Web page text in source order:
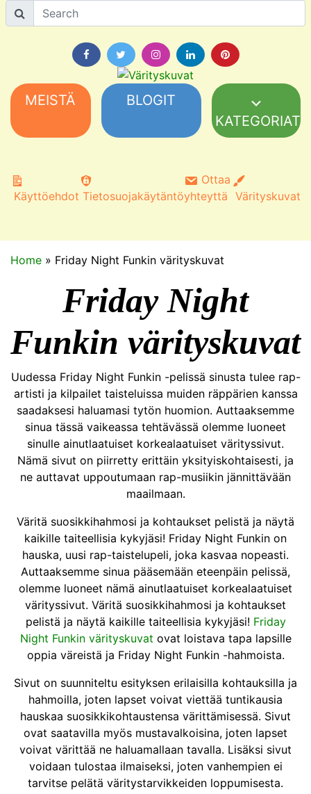
MEISTÄ
BLOGIT
KATEGORIAT
Käyttöehdot Tietosuojakäytäntö
Ottaa
yhteyttä Värityskuvat
Home » Friday Night Funkin värityskuvat
Friday Night
Funkin värityskuvat
Uudessa Friday Night Funkin -pelissä sinusta tulee rap-
artisti ja kilpailet taisteluissa muiden räppärien kanssa
saadaksesi haluamasi tytön huomion. Auttaaksemme
sinua tässä vaikeassa tehtävässä olemme luoneet
sinulle ainutlaatuiset korkealaatuiset värityssivut.
Nämä sivut on piirretty erittäin yksityiskohtaisesti, ja
ne auttavat uppoutumaan rap-musiikin jännittävään
maailmaan.
Väritä suosikkihahmosi ja kohtaukset pelistä ja näytä
kaikille taiteellisia kykyjäsi! Friday Night Funkin on
hauska, uusi rap-taistelupeli, joka kasvaa nopeasti.
Auttaaksemme sinua pääsemään eteenpäin pelissä,
olemme luoneet nämä ainutlaatuiset korkealaatuiset
värityssivut. Väritä suosikkihahmosi ja kohtaukset
pelistä ja näytä kaikille taiteellisia kykyjäsi! Friday
Night Funkin värityskuvat ovat loistava tapa lapsille
oppia väreistä ja Friday Night Funkin -hahmoista.
Sivut on suunniteltu esityksen erilaisilla kohtauksilla ja
hahmoilla, joten lapset voivat viettää tuntikausia
hauskaa suosikkikohtaustensa värittämisessä. Sivut
ovat saatavilla myös mustavalkoisina, joten lapset
voivat värittää ne haluamallaan tavalla. Lisäksi sivut
voidaan tulostaa ilmaiseksi, joten vanhempien ei
tarvitse pelätä väritystarvikkeiden loppumisesta.